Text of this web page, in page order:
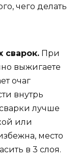
чего делать
сварок. При
выжигаете
очаг
внутрь
лучше
или
место
в 3 слоя.